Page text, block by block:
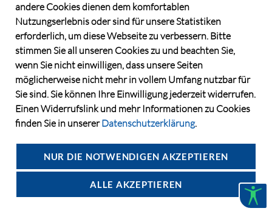
DATENSCHUTZ
andere Cookies dienen dem komfortablen
Nutzungserlebnis oder sind für unsere Statistiken
erforderlich, um diese Webseite zu verbessern. Bitte
stimmen Sie all unseren Cookies zu und beachten Sie,
wenn Sie nicht einwilligen, dass unsere Seiten
möglicherweise nicht mehr in vollem Umfang nutzbar für
Sie sind. Sie können Ihre Einwilligung jederzeit widerrufen.
Einen Widerrufslink und mehr Informationen zu Cookies
finden Sie in unsererDatenschutzerklärung.
NUR DIE NOTWENDIGEN AKZEPTIEREN
ALLE AKZEPTIEREN